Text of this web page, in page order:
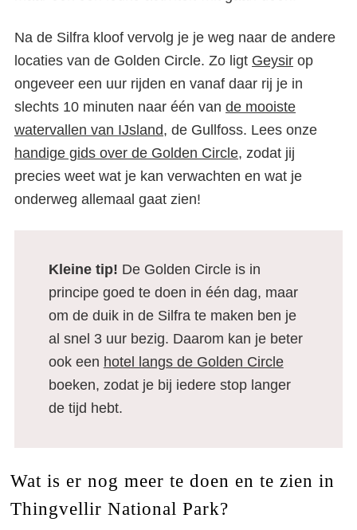
Na de Silfra kloof vervolg je je weg naar de andere
locaties van de Golden Circle. Zo ligt Geysir op
ongeveer een uur rijden en vanaf daar rij je in
slechts 10 minuten naar één van de mooiste
watervallen van IJsland, de Gullfoss. Lees onze
handige gids over de Golden Circle, zodat jij
precies weet wat je kan verwachten en wat je
onderweg allemaal gaat zien!
Kleine tip! De Golden Circle is in
principe goed te doen in één dag, maar
om de duik in de Silfra te maken ben je
al snel 3 uur bezig. Daarom kan je beter
ook een hotel langs de Golden Circle
boeken, zodat je bij iedere stop langer
de tijd hebt.
Wat is er nog meer te doen en te zien in
Thingvellir National Park?